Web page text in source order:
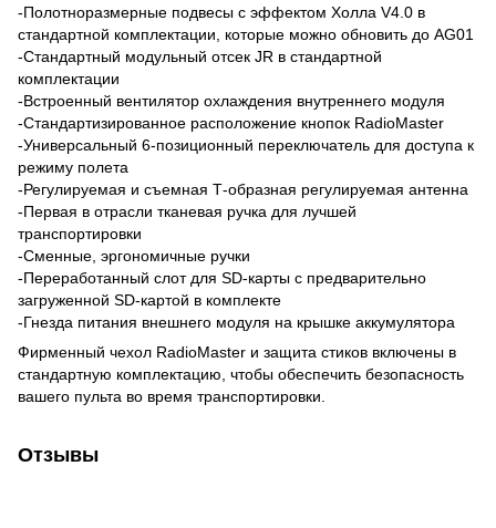
-Полотноразмерные подвесы с эффектом Холла V4.0 в
стандартной комплектации, которые можно обновить до AG01
-Стандартный модульный отсек JR в стандартной
комплектации
-Встроенный вентилятор охлаждения внутреннего модуля
-Стандартизированное расположение кнопок RadioMaster
-Универсальный 6-позиционный переключатель для доступа к
режиму полета
-Регулируемая и съемная Т-образная регулируемая антенна
-Первая в отрасли тканевая ручка для лучшей
транспортировки
-Сменные, эргономичные ручки
-Переработанный слот для SD-карты с предварительно
загруженной SD-картой в комплекте
-Гнезда питания внешнего модуля на крышке аккумулятора
Фирменный чехол RadioMaster и защита стиков включены в
стандартную комплектацию, чтобы обеспечить безопасность
вашего пульта во время транспортировки.
Отзывы